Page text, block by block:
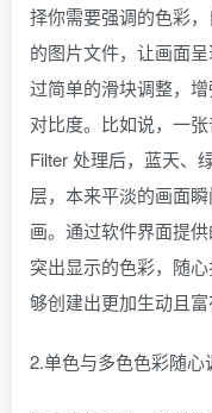
择你需要强调的色彩
的图片文件，让画面
过简单的滑块调整，
对比度。比如说，一
Filter 处理后，蓝天、
层，本来平淡的画面
画。通过软件界面提
突出显示的色彩，随
够创建出更加生动且富
2.单色与多色色彩随心